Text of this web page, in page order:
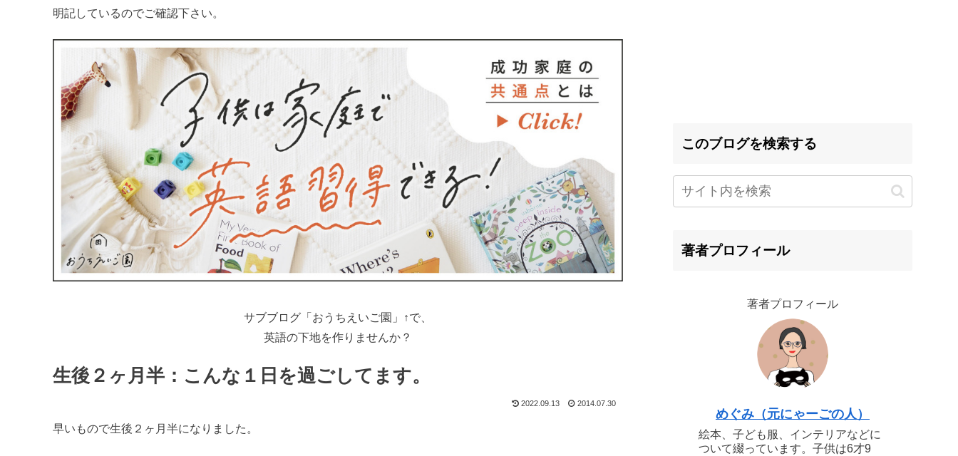
明記しているのでご確認下さい。
サブブログ「おうちえいご園」↑で、
英語の下地を作りませんか？
生後２ヶ月半：こんな１日を過ごしてます。
2022.09.13 2014.07.30
早いもので生後２ヶ月半になりました。
このブログを検索する
著者プロフィール
著者プロフィール
めぐみ（元にゃーごの人）
絵本、子ども服、インテリアなどに
ついて綴っています。子供は6才9